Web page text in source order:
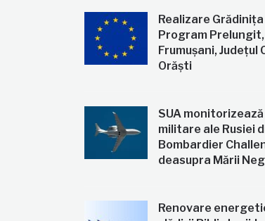
Realizare Grădinița
Program Prelungit,
Frumușani, Județul
Orăști
SUA
militare ale Rusiei
Bombardier
deasupra Mării
Renovare